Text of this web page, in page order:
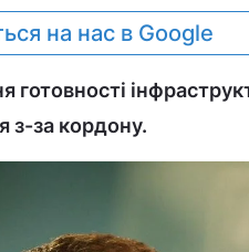
на нас в Google
готовності
з-за кордону.